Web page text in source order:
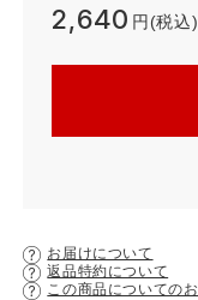
2,640 円(税込)
お届けについて
返品特約について
この商品についての